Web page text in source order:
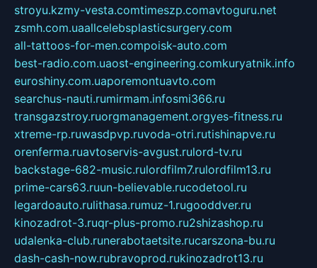
stroyu.kzmy-vesta.comtimeszp.comavtoguru.net
zsmh.com.uaallcelebsplasticsurgery.com
all-tattoos-for-men.compoisk-auto.com
best-radio.com.uaost-engineering.comkuryatnik.info
euroshiny.com.uaporemontuavto.com
searchus-nauti.rumirmam.infosmi366.ru
transgazstroy.ruorgmanagement.orgyes-fitness.ru
xtreme-rp.ruwasdpvp.ruvoda-otri.rutishinapve.ru
orenferma.ruavtoservis-avgust.rulord-tv.ru
backstage-682-music.rulordfilm7.rulordfilm13.ru
prime-cars63.ruun-believable.rucodetool.ru
legardoauto.rulithasa.rumuz-1.rugooddver.ru
kinozadrot-3.ruqr-plus-promo.ru2shizashop.ru
udalenka-club.runerabotaetsite.rucarszona-bu.ru
dash-cash-now.rubravoprod.rukinozadrot13.ru